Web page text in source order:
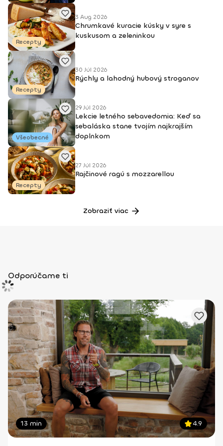
Recepty
3 Aug 2026
Chrumkavé kuracie kúsky v syre s
kuskusom a zeleninkou
Recepty
30 Júl 2026
Rýchly a lahodný hubový stroganov
Všeobecné
29 Júl 2026
Lekcie letného sebavedomia: Keď sa
sebaláska stane tvojím najkrajším
doplnkom
Recepty
27 Júl 2026
Rajčinové ragú s mozzarellou
Zobraziť viac
Odporúčame ti
13 min 4.9